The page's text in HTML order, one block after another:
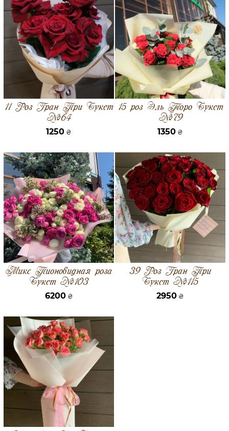
11 Роз Гран При Букет
№64
1250 ₴
15 роз Эль Торо Букет
№79
1350 ₴
Микс Пионовидная роза
Букет №103
6200₴
39 Роз Гран При
Букет №115
2950 ₴